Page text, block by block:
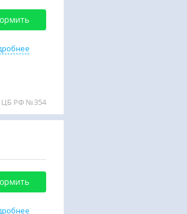
ЦБ РФ №354